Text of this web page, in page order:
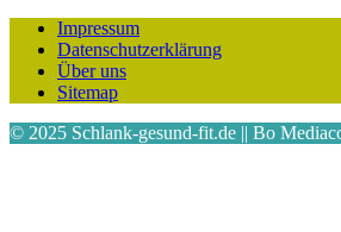
Impressum
Datenschutzerklärung
Über uns
Sitemap
© 2025 Schlank-gesund-fit.de || Bo